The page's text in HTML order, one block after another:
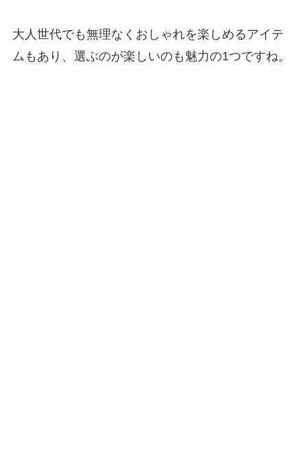
大人世代でも無理なくおしゃれを楽しめるアイテ
ムもあり、選ぶのが楽しいのも魅力の1つですね。